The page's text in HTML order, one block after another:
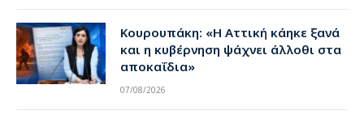
Κουρουπάκη: «Η Αττική κάηκε ξανά
και η κυβέρνηση ψάχνει άλλοθι στα
αποκαΐδια»
07/08/2026